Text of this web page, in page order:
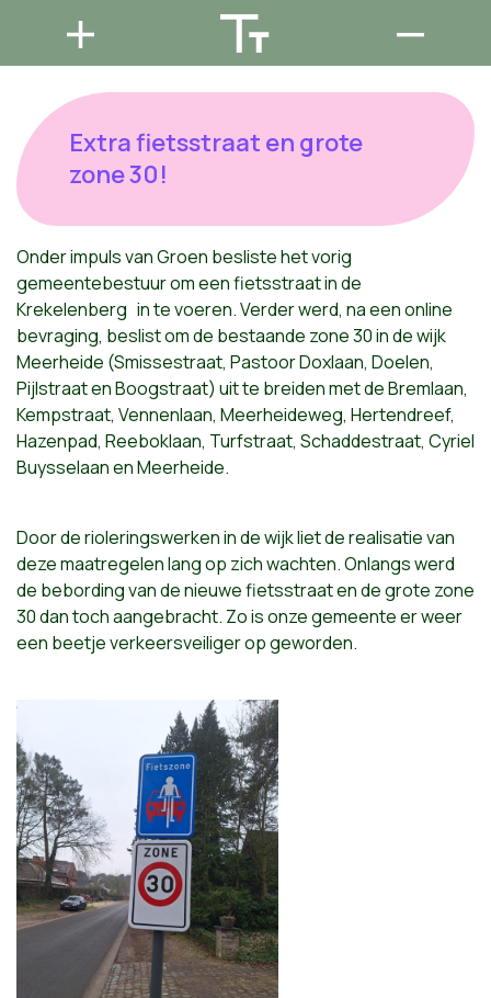
Extra fietsstraat en grote
zone 30!
Onder impuls van Groen besliste het vorig
gemeentebestuur om een fietsstraat in de
Krekelenberg in te voeren. Verder werd, na een online
bevraging, beslist om de bestaande zone 30 in de wijk
Meerheide (Smissestraat, Pastoor Doxlaan, Doelen,
Pijlstraat en Boogstraat) uit te breiden met de Bremlaan,
Kempstraat, Vennenlaan, Meerheideweg, Hertendreef,
Hazenpad, Reeboklaan, Turfstraat, Schaddestraat, Cyriel
Buysselaan en Meerheide.
Door de rioleringswerken in de wijk liet de realisatie van
deze maatregelen lang op zich wachten. Onlangs werd
de bebording van de nieuwe fietsstraat en de grote zone
30 dan toch aangebracht. Zo is onze gemeente er weer
een beetje verkeersveiliger op geworden.